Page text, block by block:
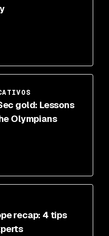
gold: Lessons
Olympians
recap: 4 tips